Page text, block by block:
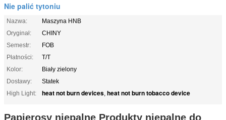
Nie palić tytoniu
Nazwa:
Maszyna HNB
Oryginał:
CHINY
Semestr:
FOB
Płatności:
T/T
Kolor:
Biały zielony
Dostawy:
Statek
High Light:
heat not burn devices, heat not burn tobacco device
Papierosy niepalne Produkty niepalne do